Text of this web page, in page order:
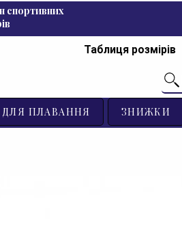
спортивних
Таблиця розмірів
ДЛЯ ПЛАВАННЯ ЗНИЖКИ